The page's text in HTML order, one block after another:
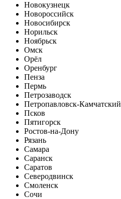
Новокузнецк
Новороссийск
Новосибирск
Норильск
Ноябрьск
Омск
Орёл
Оренбург
Пенза
Пермь
Петрозаводск
Петропавловск-Камчатский
Псков
Пятигорск
Ростов-на-Дону
Рязань
Самара
Саранск
Саратов
Северодвинск
Смоленск
Сочи